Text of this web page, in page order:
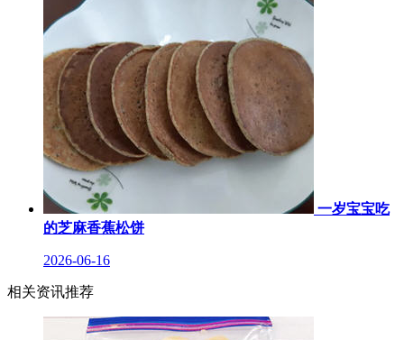
一岁宝宝吃
的芝麻香蕉松饼
2026-06-16
相关资讯推荐